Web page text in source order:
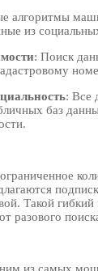
алгоритмы
из
: Поиск
: Все
баз
Такой
разового